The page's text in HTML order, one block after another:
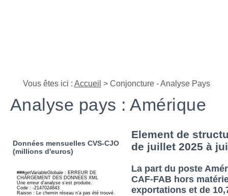
Vous êtes ici : Accueil > Conjoncture - Analyse Pays
Analyse pays : Amérique
Données mensuelles CVS-CJO
(millions d'euros)
Element de
de juillet 2025 à
La part du poste
CAF-FAB hors
exportations et de